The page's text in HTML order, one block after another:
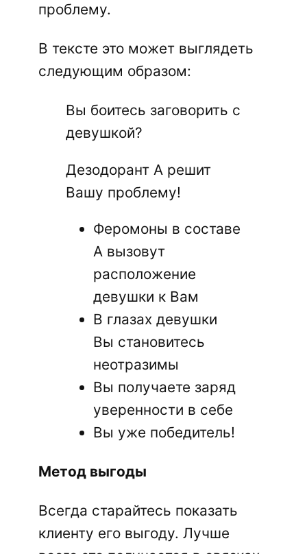
проблему.
В тексте это может выглядеть
следующим образом:
Вы боитесь заговорить с
девушкой?
Дезодорант A решит
Вашу проблему!
Феромоны в составе
A вызовут
расположение
девушки к Вам
В глазах девушки
Вы становитесь
неотразимы
Вы получаете заряд
уверенности в себе
Вы уже победитель!
Метод выгоды
Всегда старайтесь показать
клиенту его выгоду. Лучше